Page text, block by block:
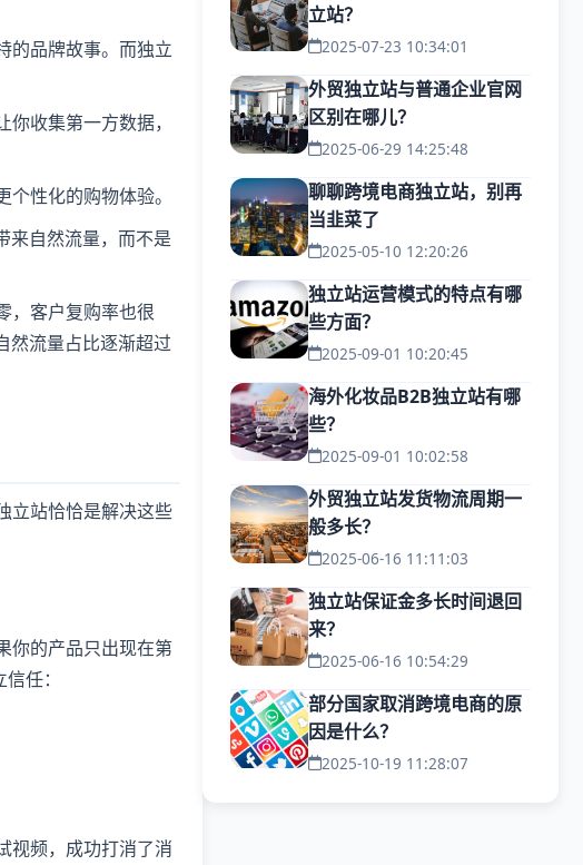
的品牌故事。而独立
收集第一方数据，
性化的购物体验。
来自然流量，而不是
，客户复购率也很
然流量占比逐渐超过
立站恰恰是解决这些
你的产品只出现在第
任：
视频，成功打消了消
立站？
2025-07-23 10:34:01
外贸独立站与普通企业官网
区别在哪儿？
2025-06-29 14:25:48
聊聊跨境电商独立站，别再
当韭菜了
2025-05-10 12:20:26
独立站运营模式的特点有哪
些方面？
2025-09-01 10:20:45
海外化妆品B2B独立站有哪
些？
2025-09-01 10:02:58
外贸独立站发货物流周期一
般多长？
2025-06-16 11:11:03
独立站保证金多长时间退回
来？
2025-06-16 10:54:29
部分国家取消跨境电商的原
因是什么？
2025-10-19 11:28:07